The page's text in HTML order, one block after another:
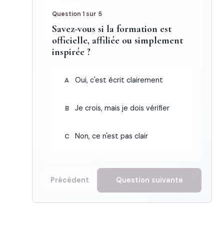
Question 1 sur 5
Savez-vous si la formation est
officielle, affiliée ou simplement
inspirée ?
A Oui, c'est écrit clairement
B Je crois, mais je dois vérifier
C Non, ce n'est pas clair
Précédent Question suivante